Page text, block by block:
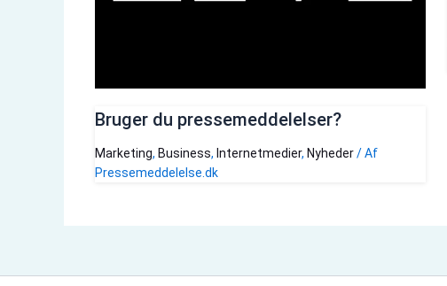
Bruger du pressemeddelelser?
Marketing, Business, Internetmedier, Nyheder/ Af
Pressemeddelelse.dk